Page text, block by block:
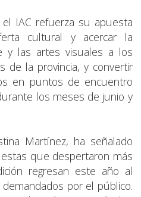
IAC refuerza su apuesta
cultural y acercar la
y las artes visuales a los
de la provincia, y convertir
en puntos de encuentro
los meses de junio y
Martínez, ha señalado
que despertaron más
regresan este año al
por el público.